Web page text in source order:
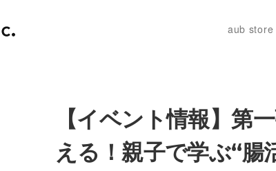
aub store
【イベント情報】第
える！親子で学ぶ“腸